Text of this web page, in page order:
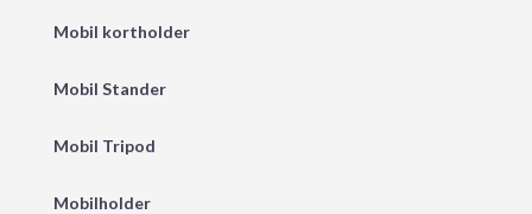
Mobil kortholder
Mobil Stander
Mobil Tripod
Mobilholder